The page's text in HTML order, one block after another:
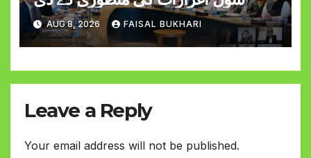
AUG 8, 2026 FAISAL BUKHARI
Leave a Reply
Your email address will not be published.